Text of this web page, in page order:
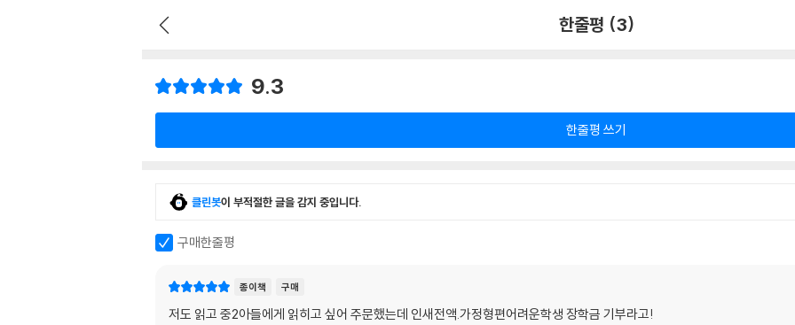
한줄평 (3)
9.3
한줄평 쓰기
클린봇이 부적절한 글을 감지 중입니다.
구매한줄평
종이책 구매
저도 읽고 중2아들에게 읽히고 싶어 주문했는데 인새전액.가정형편어려운학생 장학금 기부라고!